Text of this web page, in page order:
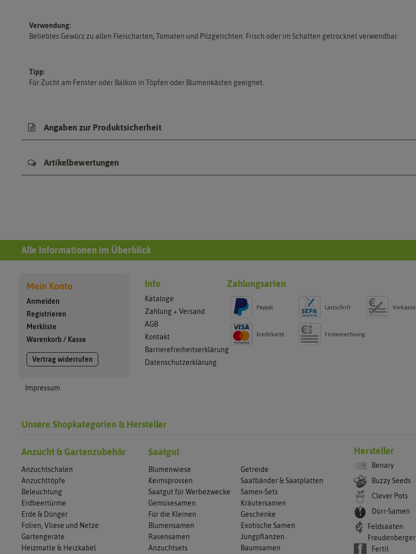
Verwendung:
Beliebtes Gewürz zu allen Fleischarten, Tomaten und Pilzgerichten. Frisch oder im Schatten getrocknet verwendbar.
Tipp:
Für Zucht am Fenster oder Balkon in Töpfen oder Blumenkästen geeignet.
Angaben zur Produktsicherheit
Artikelbewertungen
Alle Informationen im Überblick
Mein Konto
Anmelden
Registrieren
Merkliste
Warenkorb / Kasse
Vertrag widerrufen
Impressum
Info
Kataloge
Zahlung + Versand
AGB
Kontakt
Barrierefreiheitserklärung
Datenschutzerklärung
Zahlungsarten
Paypal Lastschrift Vorkasse
Kreditkarte Firmenrechnung
Unsere Shopkategorien & Hersteller
Anzucht & Gartenzubehör
Anzuchtschalen
Anzuchttöpfe
Beleuchtung
Erdbeertürme
Erde & Dünger
Folien, Vliese und Netze
Gartengeräte
Heizmatte & Heizkabel
Saatgut
Blumenwiese
Getreide
Keimsprossen
Saatbänder & Saatplatten
Saatgut für Werbezwecke
Samen-Sets
Gemüsesamen
Kräutersamen
Für die Kleinen
Geschenke
Blumensamen
Exotische Samen
Rasensamen
Jungpflanzen
Anzuchtsets
Baumsamen
Hersteller
Benary
Buzzy Seeds
Clever Pots
Dürr-Samen
Feldsaaten
Freudenberger
Fertil